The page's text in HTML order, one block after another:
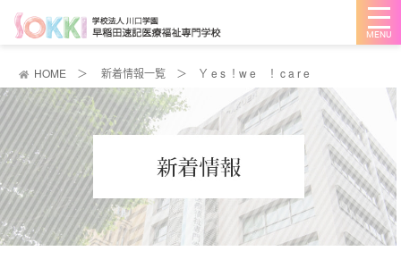
メ
ニ
ュ
ー
HOME ＞ 新着情報一覧 ＞ Ｙ e s ！w e ！ c a r e